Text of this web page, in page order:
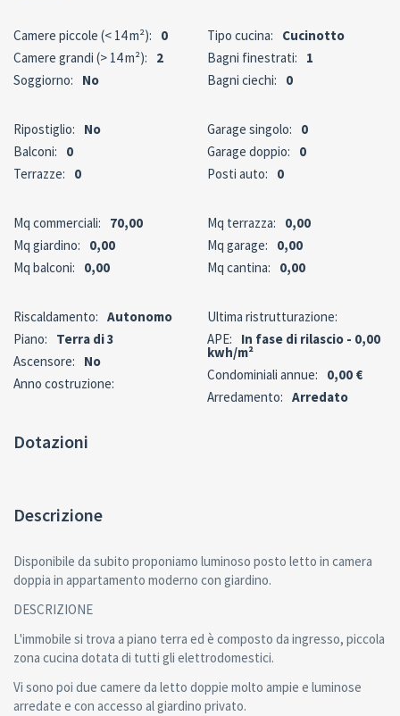
Camere piccole (< 14 m²):
0
Camere grandi (> 14 m²):
2
Soggiorno:
No
Tipo cucina:
Cucinotto
Bagni finestrati:
1
Bagni ciechi:
0
Ripostiglio:
No
Balconi:
0
Terrazze:
0
Garage singolo:
0
Garage doppio:
0
Posti auto:
0
Mq commerciali:
70,00
Mq giardino:
0,00
Mq balconi:
0,00
Mq terrazza:
0,00
Mq garage:
0,00
Mq cantina:
0,00
Riscaldamento: Autonomo
Piano:
Terra di 3
Ascensore:
No
Anno costruzione:
Ultima ristrutturazione:
APE:
In fase di rilascio - 0,00
kwh/m²
Condominiali annue:
0,00 €
Arredamento: Arredato
Dotazioni
Descrizione
Disponibile da subito proponiamo luminoso posto letto in camera
doppia in appartamento moderno con giardino.
DESCRIZIONE
L'immobile si trova a piano terra ed è composto da ingresso, piccola
zona cucina dotata di tutti gli elettrodomestici.
Vi sono poi due camere da letto doppie molto ampie e luminose
arredate e con accesso al giardino privato.